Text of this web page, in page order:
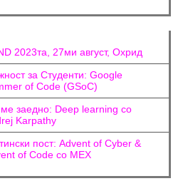
2023та, 27ми август, Охрид
за Студенти: Google
of Code (GSoC)
заедно: Deep learning со
Karpathy
пост: Advent of Cyber &
of Code со МЕХ